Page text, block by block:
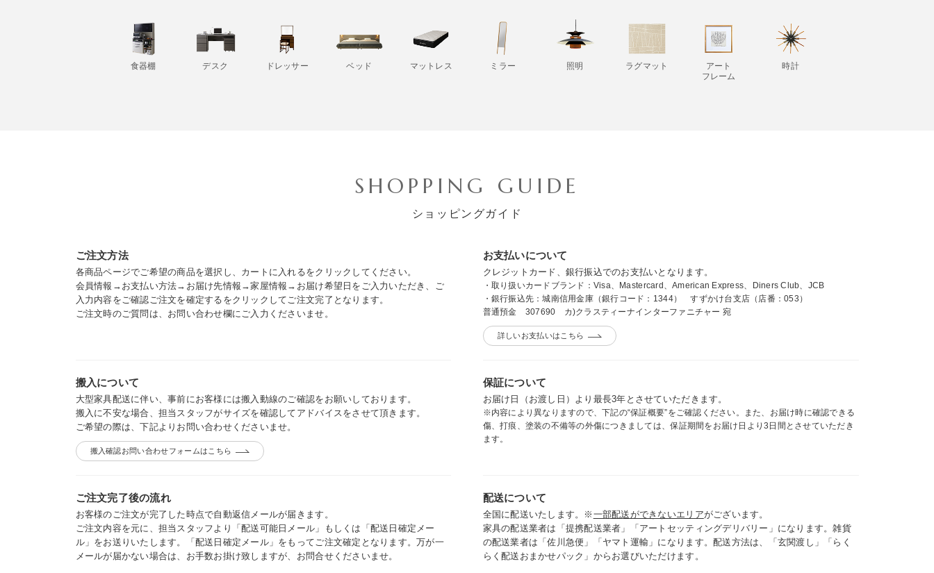
食器棚 デスク ドレッサー ベッド マットレス ミラー 照明 ラグマット
アート
フレーム
時計
SHOPPING GUIDE
ショッピングガイド
ご注文方法
各商品ページでご希望の商品を選択し、カートに入れるをクリックしてください。
会員情報→お支払い方法→お届け先情報→家屋情報→お届け希望日をご入力いただき、ご
入力内容をご確認ご注文を確定するをクリックしてご注文完了となります。
ご注文時のご質問は、お問い合わせ欄にご入力くださいませ。
お支払いについて
クレジットカード、銀行振込でのお支払いとなります。
・取り扱いカードブランド：Visa、Mastercard、American Express、Diners Club、JCB
・銀行振込先：城南信用金庫（銀行コード：1344） すずかけ台支店（店番：053）
普通預金 307690 カ)クラスティーナインターファニチャー 宛
詳しいお支払いはこちら
搬入について
大型家具配送に伴い、事前にお客様には搬入動線のご確認をお願いしております。
搬入に不安な場合、担当スタッフがサイズを確認してアドバイスをさせて頂きます。
ご希望の際は、下記よりお問い合わせくださいませ。
搬入確認お問い合わせフォームはこちら
保証について
お届け日（お渡し日）より最長3年とさせていただきます。
※内容により異なりますので、下記の“保証概要”をご確認ください。また、お届け時に確認できる
傷、打痕、塗装の不備等の外傷につきましては、保証期間をお届け日より3日間とさせていただき
ます。
ご注文完了後の流れ
お客様のご注文が完了した時点で自動返信メールが届きます。
ご注文内容を元に、担当スタッフより「配送可能日メール」もしくは「配送日確定メー
ル」をお送りいたします。「配送日確定メール」をもってご注文確定となります。万が一
メールが届かない場合は、お手数お掛け致しますが、お問合せくださいませ。
配送について
全国に配送いたします。※ 一部配送ができないエリアがございます。
家具の配送業者は「提携配送業者」「アートセッティングデリバリー」になります。雑貨
の配送業者は「佐川急便」「ヤマト運輸」になります。配送方法は、「玄関渡し」「らく
らく配送おまかせパック」からお選びいただけます。